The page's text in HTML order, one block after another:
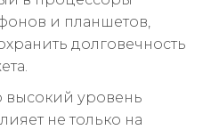
и планшетов,
долговечность
высокий уровень
не только на